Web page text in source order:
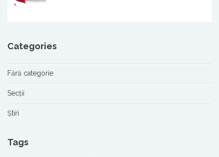
Categories
Fără categorie
Secții
Știri
Tags